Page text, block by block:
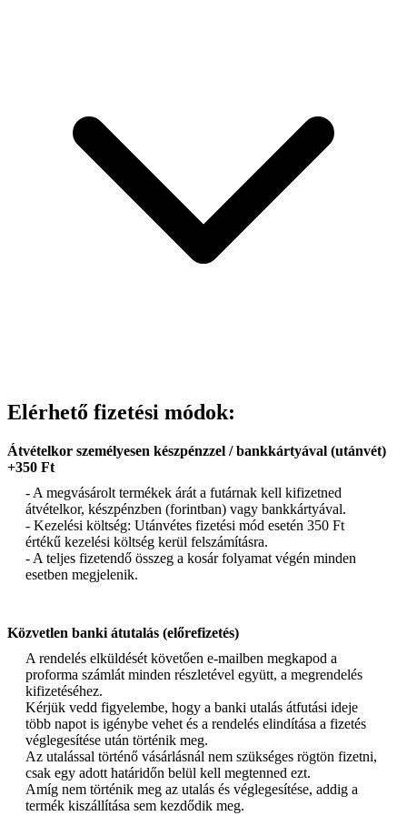
Elérhető fizetési módok:
Átvételkor személyesen készpénzzel / bankkártyával (utánvét)
+350 Ft
- A megvásárolt termékek árát a futárnak kell kifizetned
átvételkor, készpénzben (forintban) vagy bankkártyával.
- Kezelési költség: Utánvétes fizetési mód esetén 350 Ft
értékű kezelési költség kerül felszámításra.
- A teljes fizetendő összeg a kosár folyamat végén minden
esetben megjelenik.
Közvetlen banki átutalás (előrefizetés)
A rendelés elküldését követően e-mailben megkapod a
proforma számlát minden részletével együtt, a megrendelés
kifizetéséhez.
Kérjük vedd figyelembe, hogy a banki utalás átfutási ideje
több napot is igénybe vehet és a rendelés elindítása a fizetés
véglegesítése után történik meg.
Az utalással történő vásárlásnál nem szükséges rögtön fizetni,
csak egy adott határidőn belül kell megtenned ezt.
Amíg nem történik meg az utalás és véglegesítése, addig a
termék kiszállítása sem kezdődik meg.